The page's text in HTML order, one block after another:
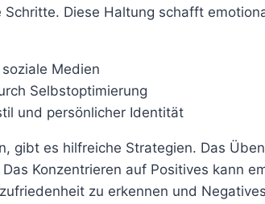
Diese Haltung schafft
Medien
Selbstoptimierung
und persönlicher Identität
gibt es hilfreiche Strategien. Das
Konzentrieren auf Positives kann
zu erkennen und